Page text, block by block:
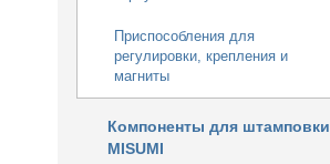
Приспособления для
регулировки, крепления и
магниты
Компоненты для штамповки
MISUMI